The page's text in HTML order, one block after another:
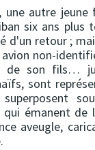
, une autre
six ans
d'un retour ;
non-
de son fils…
sont
émanent de
aveugle,